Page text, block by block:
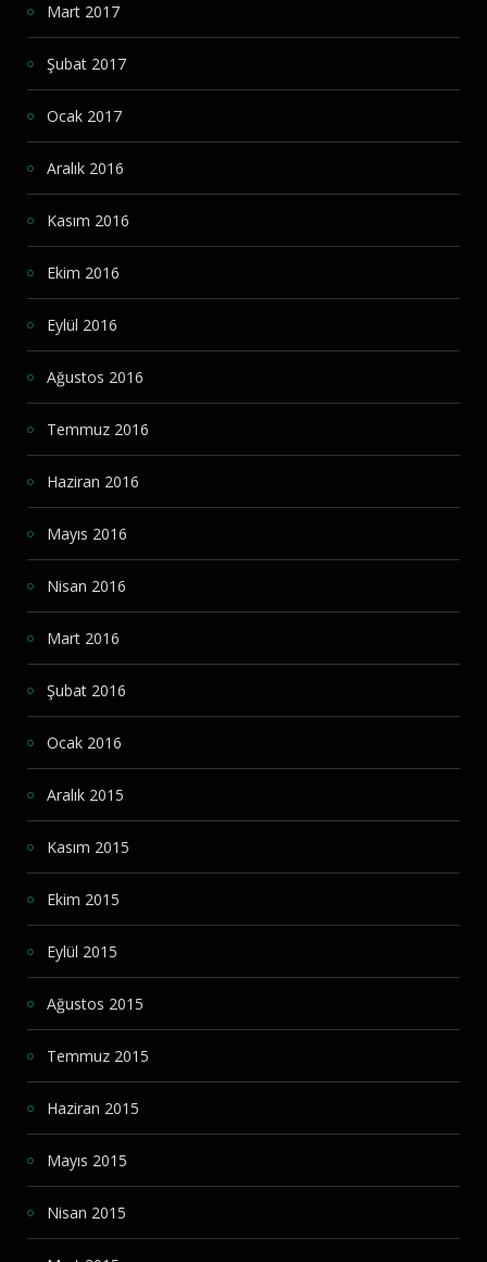
Mart 2017
Şubat 2017
Ocak 2017
Aralık 2016
Kasım 2016
Ekim 2016
Eylül 2016
Ağustos 2016
Temmuz 2016
Haziran 2016
Mayıs 2016
Nisan 2016
Mart 2016
Şubat 2016
Ocak 2016
Aralık 2015
Kasım 2015
Ekim 2015
Eylül 2015
Ağustos 2015
Temmuz 2015
Haziran 2015
Mayıs 2015
Nisan 2015